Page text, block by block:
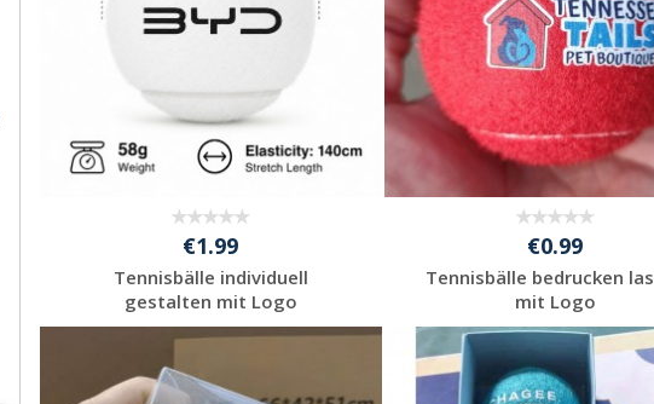
€1.99
Tennisbälle individuell
gestalten mit Logo
anfordern
€0.99
Tennisbälle bedrucken
mit Logo
Jetzt Angebot
anfordern